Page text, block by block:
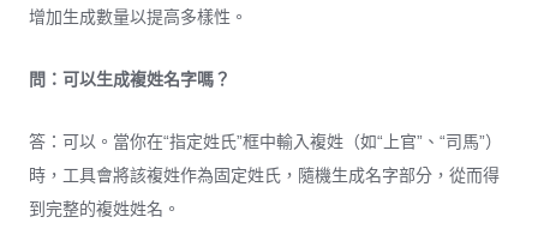
增加生成數量以提高多樣性。
問：可以生成複姓名字嗎？
答：可以。當你在“指定姓氏”框中輸入複姓（如“上官”、“司馬”）
時，工具會將該複姓作為固定姓氏，隨機生成名字部分，從而得
到完整的複姓姓名。